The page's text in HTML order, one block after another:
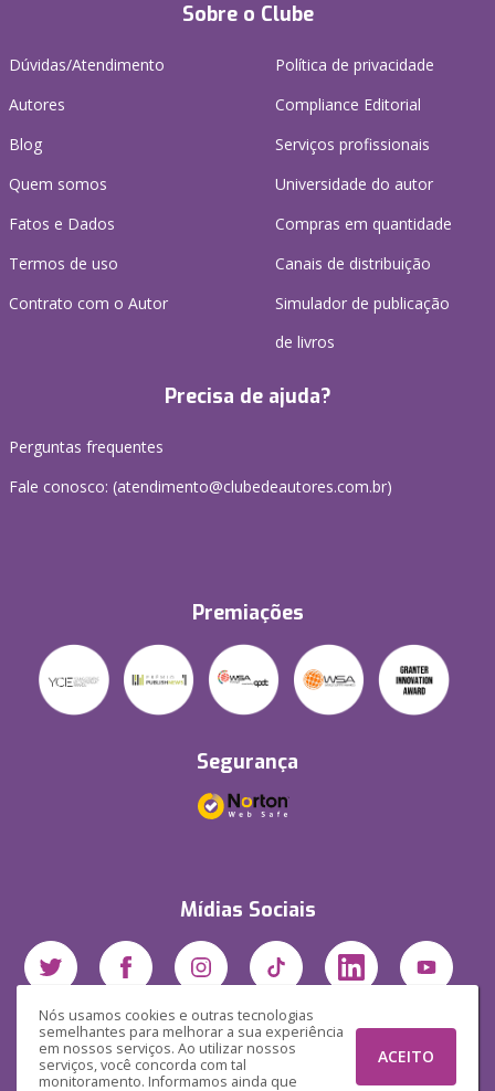
Nós usamos cookies e outras tecnologias
semelhantes para melhorar a sua experiência
em nossos serviços. Ao utilizar nossos
serviços, você concorda com tal
monitoramento. Informamos ainda que
ACEITO
Sobre o Clube
Dúvidas/Atendimento
Autores
Blog
Quem somos
Fatos e Dados
Termos de uso
Contrato com o Autor
Política de privacidade
Compliance Editorial
Serviços profissionais
Universidade do autor
Compras em quantidade
Canais de distribuição
Simulador de publicação
de livros
Precisa de ajuda?
Perguntas frequentes
Fale conosco: (atendimento@clubedeautores.com.br)
Premiações
Segurança
Mídias Sociais